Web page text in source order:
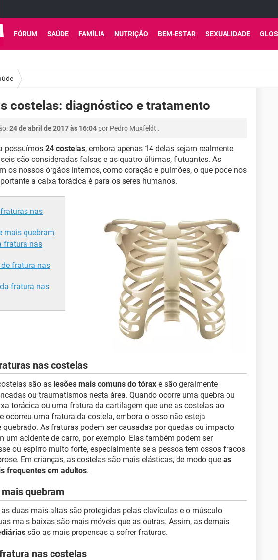
FÓRUM SAÚDE FAMÍLIA NUTRIÇÃO BEM-ESTAR SEXUALIDADE
costelas: diagnóstico e tratamento
24 de abril de 2017 às 16:04 por Pedro Muxfeldt .
possuímos 24 costelas, embora apenas 14 delas sejam realmente
são consideradas falsas e as quatro últimas, flutuantes. As
os nossos órgãos internos, como coração e pulmões, o que pode nos
a caixa torácica é para os seres humanos.
nas
mais quebram
fratura nas
fratura nas
fratura nas
nas costelas
são as lesões mais comuns do tórax e são geralmente
ou traumatismos nesta área. Quando ocorre uma quebra ou
torácica ou uma fratura da cartilagem que une as costelas ao
ocorreu uma fratura da costela, embora o osso não esteja
quebrado. As fraturas podem ser causadas por quedas ou impacto
um acidente de carro, por exemplo. Elas também podem ser
ou espirro muito forte, especialmente se a pessoa tem ossos fracos
Em crianças, as costelas são mais elásticas, de modo que as
frequentes em adultos.
quebram
as duas mais altas são protegidas pelas clavículas e o músculo
mais baixas são mais móveis que as outras. Assim, as demais
são as mais propensas a sofrer fraturas.
nas costelas